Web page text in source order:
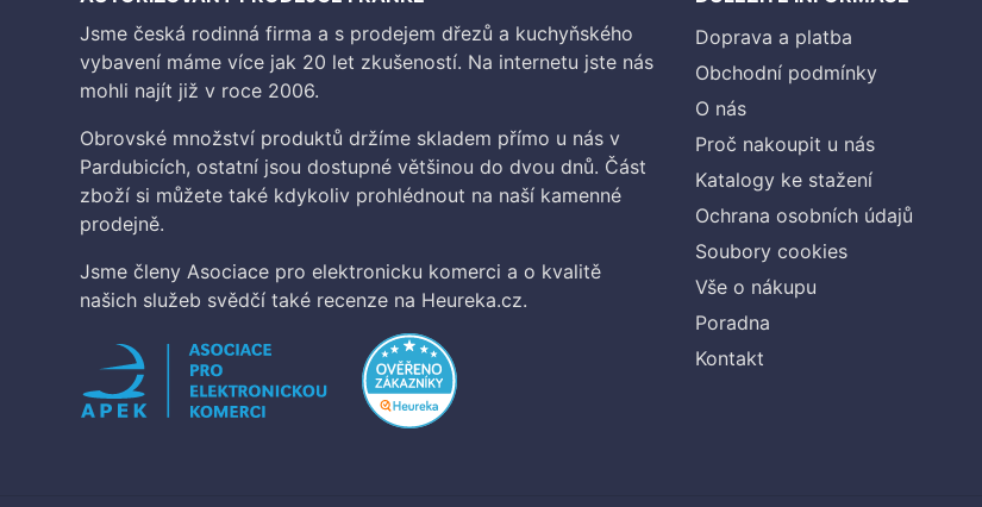
Jsme česká rodinná firma a s prodejem dřezů a kuchyňského
vybavení máme více jak 20 let zkušeností. Na internetu jste nás
mohli najít již v roce 2006.
Obrovské množství produktů držíme skladem přímo u nás v
Pardubicích, ostatní jsou dostupné většinou do dvou dnů. Část
zboží si můžete také kdykoliv prohlédnout na naší kamenné
prodejně.
Jsme členy Asociace pro elektronicku komerci a o kvalitě
našich služeb svědčí také recenze na Heureka.cz.
Doprava a platba
Obchodní podmínky
O nás
Proč nakoupit u nás
Katalogy ke stažení
Ochrana osobních údajů
Soubory cookies
Vše o nákupu
Poradna
Kontakt